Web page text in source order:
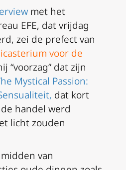
met het
EFE, dat vrijdag
zei de prefect van
voor de
“voorzag” dat zijn
Mystical Passion:
dat kort
handel werd
licht zouden
van